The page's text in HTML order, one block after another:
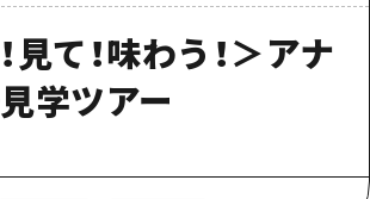
歴史・文化
し
口県東部
丸
日
媛県
島根県
手荷物預かり・配送サービス
島おもてなしパス
学校関係者の皆さま
見て！味わう！＞アナ
学ツアー